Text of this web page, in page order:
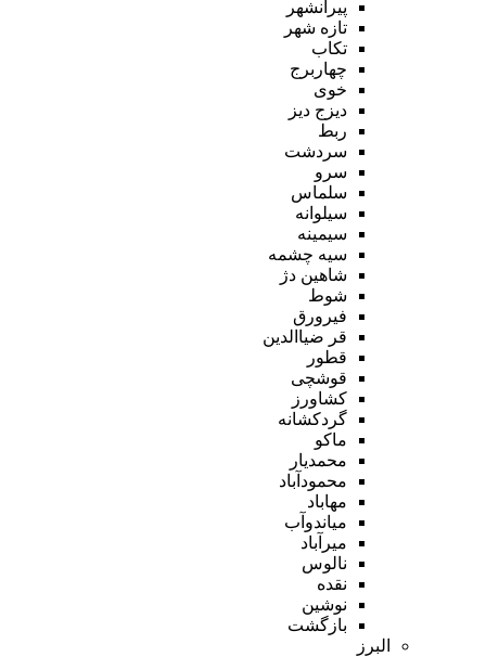
پیرانشهر
تازه شهر
تکاب
چهاربرج
خوی
دیزج دیز
ربط
سردشت
سرو
سلماس
سیلوانه
سیمینه
سیه چشمه
شاهین دژ
شوط
فیرورق
قر ضیاالدین
قطور
قوشچی
کشاورز
گردکشانه
ماکو
محمدیار
محمودآباد
مهاباد
میاندوآب
میرآباد
نالوس
نقده
نوشین
بازگشت
البرز